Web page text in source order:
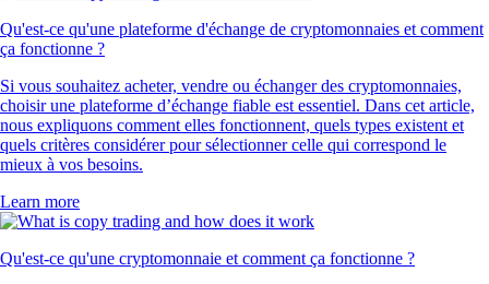
Qu'est-ce qu'une plateforme d'échange de cryptomonnaies et comment
ça fonctionne ?
Si vous souhaitez acheter, vendre ou échanger des cryptomonnaies,
choisir une plateforme d’échange fiable est essentiel. Dans cet article,
nous expliquons comment elles fonctionnent, quels types existent et
quels critères considérer pour sélectionner celle qui correspond le
mieux à vos besoins.
Learn more
Qu'est-ce qu'une cryptomonnaie et comment ça fonctionne ?